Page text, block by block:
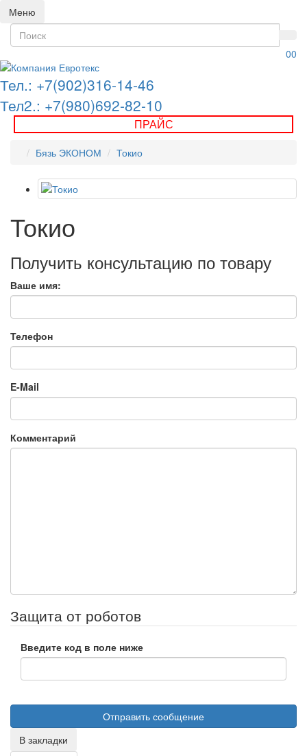
Меню
0
0
Тел.: +7(902)316-14-46
Тел2.: +7(980)692-82-10
ПРАЙС
Бязь ЭКОНОМ Токио
Токио
Получить консультацию по товару
Ваше имя:
Телефон
E-Mail
Комментарий
Защита от роботов
Введите код в поле ниже
В закладки